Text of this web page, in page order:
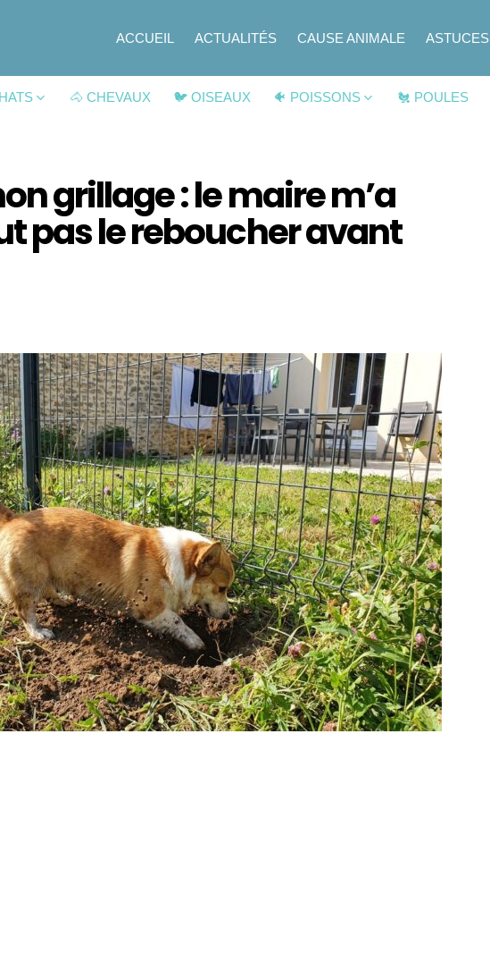
ACCUEIL ACTUALITÉS CAUSE ANIMALE ASTUCES
🐴 CHEVAUX 🐦 OISEAUX 🐠 POISSONS 🐔 POULES
grillage : le maire m’a
pas le reboucher avant